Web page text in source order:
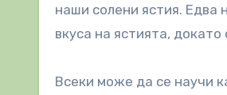
наши солени ястия. Едва
вкуса на ястията,
Всеки може да се научи